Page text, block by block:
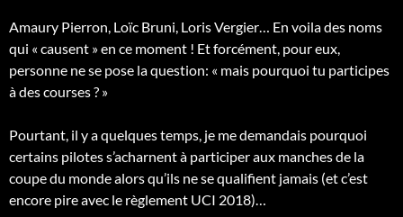
Amaury Pierron, Loïc Bruni, Loris Vergier… En voila des noms
qui « causent » en ce moment ! Et forcément, pour eux,
personne ne se pose la question: « mais pourquoi tu participes
à des courses ? »
Pourtant, il y a quelques temps, je me demandais pourquoi
certains pilotes s’acharnent à participer aux manches de la
coupe du monde alors qu’ils ne se qualifient jamais (et c’est
encore pire avec le règlement UCI 2018)…